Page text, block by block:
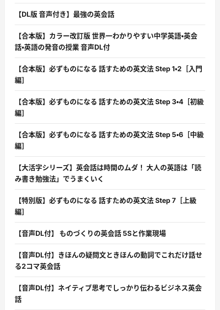
【DL版 音声付き】最強の英会話
【合本版】カラー改訂版 世界一わかりやすい中学英語・英会
話・英語の発音の授業 音声DL付
【合本版】必ずものになる 話すための英文法 Step 1・2［入門
編］
【合本版】必ずものになる 話すための英文法 Step 3・4［初級
編］
【合本版】必ずものになる 話すための英文法 Step 5・6［中級
編］
【大活字シリーズ】英会話は時間のムダ！ 大人の英語は「読
み書き勉強法」でうまくいく
【特別版】必ずものになる 話すための英文法 Step 7［上級
編］
【音声DL付】 ものづくりの英会話 5Sと作業現場
【音声DL付】きほんの疑問文ときほんの動詞でこれだけ話せ
る2コマ英会話
【音声DL付】ネイティブ思考でしっかり伝わるビジネス英会
話